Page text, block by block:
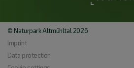
© Naturpark Altmühltal 2026
Imprint
Data protection